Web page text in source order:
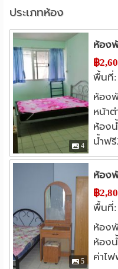
รพ.พญาไท ศรีราชา
ตลาดสดเทศบาลนครศ
รพ.สมิติเวช ศรีราชา
รพ.สมเด็จพระบรมราช
อื่นๆ
หอนาฬิกา วงเวียนเกาะ
ถนนเก้ากิโล ศรีราชา
ศาลาที่ว่าการอำเภอศรีร
เกาะลอย 1.0 กม.
วัดพิบูลสัณหธรรม
ประเภทห้อง
4
ห้อง
฿
พื้นที่:
ห้อง
หน้า
ห้อง
น้ำฟ
5
ห้อง
฿
พื้นที่:
ห้อง
ห้อง
ค่าไ